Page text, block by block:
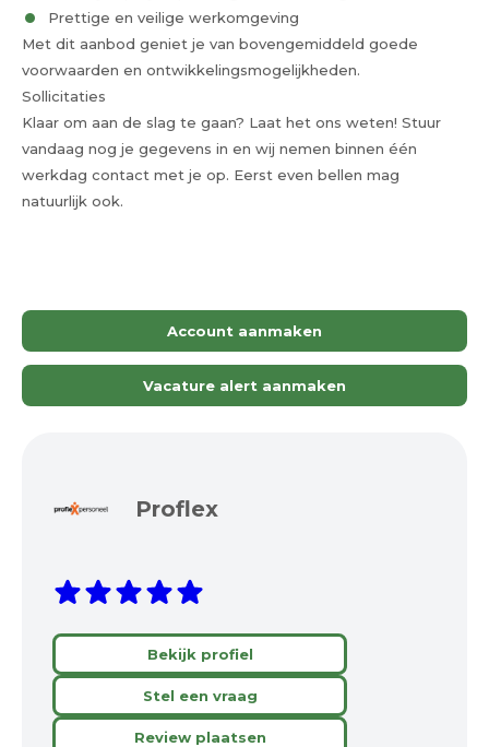
Prettige en veilige werkomgeving
Met dit aanbod geniet je van bovengemiddeld goede
voorwaarden en ontwikkelingsmogelijkheden.
Sollicitaties
Klaar om aan de slag te gaan? Laat het ons weten! Stuur
vandaag nog je gegevens in en wij nemen binnen één
werkdag contact met je op. Eerst even bellen mag
natuurlijk ook.
Account aanmaken
Vacature alert aanmaken
Proflex
Bekijk profiel
Stel een vraag
Review plaatsen